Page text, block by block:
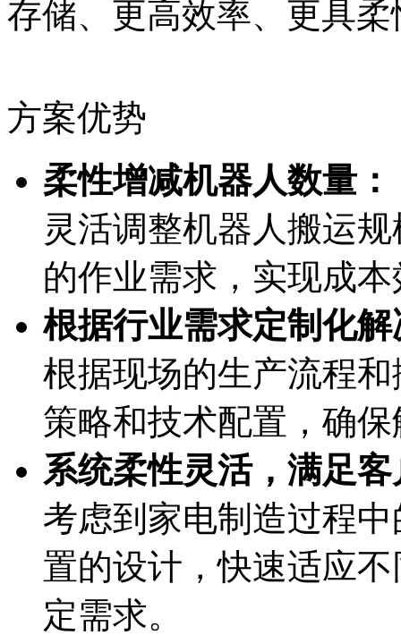
存储、更高效率、更具
方案优势
柔性增减机器人数量：
灵活调整机器人搬运
的作业需求，实现成
根据行业需求定制化
根据现场的生产流程
策略和技术配置，确
系统柔性灵活，满足
考虑到家电制造过程
置的设计，快速适应
定需求。